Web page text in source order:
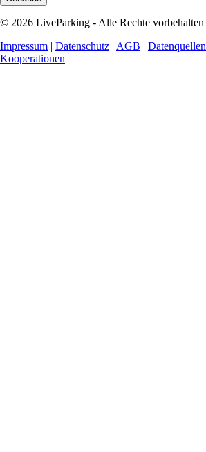
© 2026 LiveParking - Alle Rechte vorbehalten
Impressum | Datenschutz | AGB | Datenquellen
Kooperationen